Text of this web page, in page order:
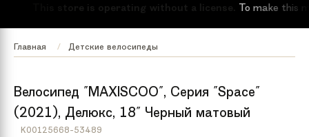
This store is operating without a license. To make this
Главная Детские велосипеды
Велосипед "MAXISCOO", Серия "Space"
(2021), Делюкс, 18" Черный матовый
K00125668-53489